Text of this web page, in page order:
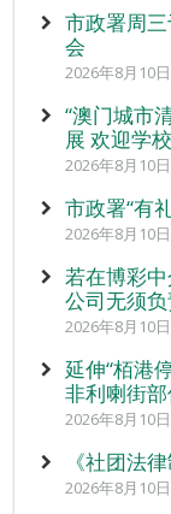
市政署周
会
2026年8月10
“澳门城市
展 欢迎学
2026年8月10
市政署“有
2026年8月10
若在博彩
公司无须
2026年8月10
延伸“栢港
非利喇街
2026年8月10
《社团法
2026年8月10